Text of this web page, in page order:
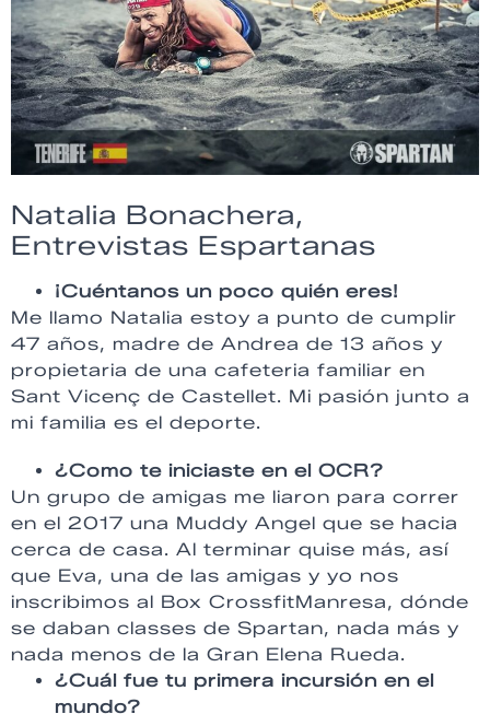
Natalia Bonachera,
Entrevistas Espartanas
¡Cuéntanos un poco quién eres!
Me llamo Natalia estoy a punto de cumplir
47 años, madre de Andrea de 13 años y
propietaria de una cafeteria familiar en
Sant Vicenç de Castellet. Mi pasión junto a
mi familia es el deporte.
¿Como te iniciaste en el OCR?
Un grupo de amigas me liaron para correr
en el 2017 una Muddy Angel que se hacia
cerca de casa. Al terminar quise más, así
que Eva, una de las amigas y yo nos
inscribimos al Box CrossfitManresa, dónde
se daban classes de Spartan, nada más y
nada menos de la Gran Elena Rueda.
¿Cuál fue tu primera incursión en el
mundo?